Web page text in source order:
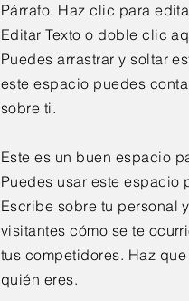
Párrafo. Haz clic para
Editar Texto o doble clic
Puedes arrastrar y soltar
este espacio puedes
sobre ti.
Este es un buen espacio
Puedes usar este espacio
Escribe sobre tu personal
visitantes cómo se te
tus competidores. Haz
quién eres.